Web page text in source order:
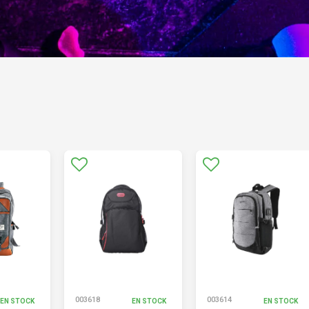
EN STOCK 003618 EN STOCK 003614 EN STOCK